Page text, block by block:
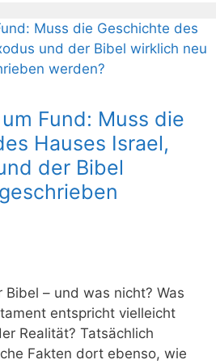
Fund: Muss die
Hauses Israel,
der Bibel
– und was nicht? Was
entspricht vielleicht
Realität? Tatsächlich
Fakten dort ebenso, wie